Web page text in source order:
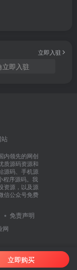
立即入驻
立即入驻
内领先的网创
质源码资源和
源码、手机源
程序源码。我
资源，以及源
信公众号免费
免责声明
网
立即购买